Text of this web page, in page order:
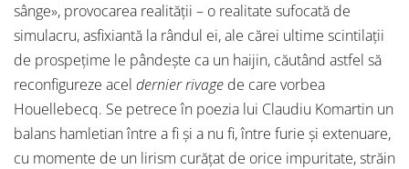
sânge», provocarea realității – o realitate sufocată de
simulacru, asfixiantă la rândul ei, ale cărei ultime scintilații
de prospețime le pândește ca un haijin, căutând astfel să
reconfigureze acel dernier rivage de care vorbea
Houellebecq. Se petrece în poezia lui Claudiu Komartin un
balans hamletian între a fi și a nu fi, între furie și extenuare,
cu momente de un lirism curățat de orice impuritate, străin